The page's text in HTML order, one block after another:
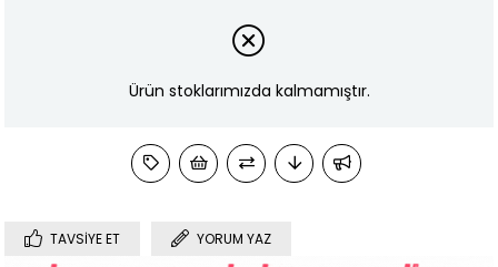
Ürün stoklarımızda kalmamıştır.
TAVSIYE ET YORUM YAZ